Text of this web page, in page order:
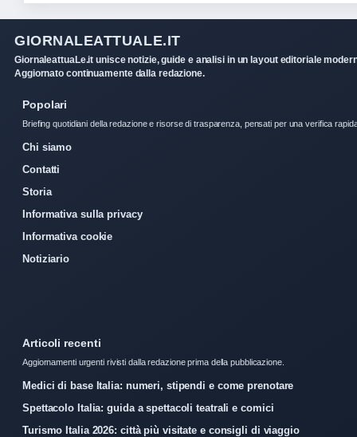
GIORNALEATTUALE.IT
GiornaleattuaLe.it unisce notizie, guide e analisi in un layout editoriale
Aggiornato continuamente dalla redazione.
Popolari
Briefing quotidiani della redazione e risorse di trasparenza, pensati per una verifica
Chi siamo
Contatti
Storia
Informativa sulla privacy
Informativa cookie
Notiziario
Articoli recenti
Aggiornamenti urgenti rivisti dalla redazione prima della pubblicazione.
Medici di base Italia: numeri, stipendi e come prenotare
Spettacolo Italia: guida a spettacoli teatrali e comici
Turismo Italia 2026: città più visitate e consigli di viaggio